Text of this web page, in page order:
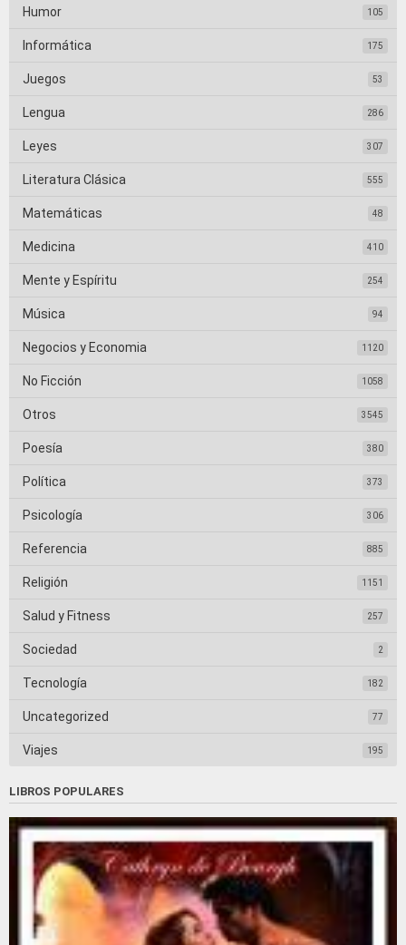
Humor 105
Informática 175
Juegos 53
Lengua 286
Leyes 307
Literatura Clásica 555
Matemáticas 48
Medicina 410
Mente y Espíritu 254
Música 94
Negocios y Economia 1120
No Ficción 1058
Otros 3545
Poesía 380
Política 373
Psicología 306
Referencia 885
Religión 1151
Salud y Fitness 257
Sociedad 2
Tecnología 182
Uncategorized 77
Viajes 195
LIBROS POPULARES